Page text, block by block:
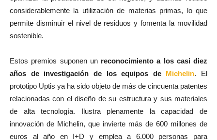
considerablemente la utilización de materias primas, lo que
permite disminuir el nivel de residuos y fomenta la movilidad
sostenible.
Estos premios suponen un reconocimiento a los casi diez
años de investigación de los equipos de
Michelin. El
prototipo Uptis ya ha sido objeto de más de cincuenta patentes
relacionadas con el diseño de su estructura y sus materiales
de alta tecnología. Ilustra plenamente la capacidad de
innovación de Michelin, que invierte más de 600 millones de
euros al año en I+D y emplea a 6.000 personas para